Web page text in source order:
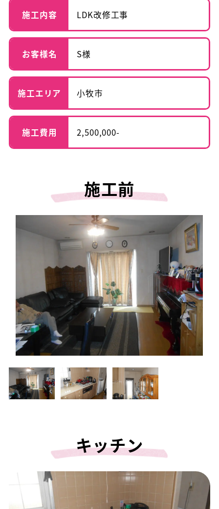
施工内容 LDK改修工事
お客様名 S様
施工エリア 小牧市
施工費用 2,500,000-
施工前
キッチン